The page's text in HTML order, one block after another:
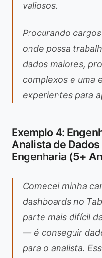
valiosos.
Procurando
onde possa
dados maiores,
complexos e uma
experientes para
Exemplo 4:
Analista de
Engenharia (5+
Comecei minha
dashboards no
parte mais difícil
— é conseguir
para o analista.